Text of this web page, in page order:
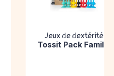
Jeux de dextérité
Tossit Pack Famille